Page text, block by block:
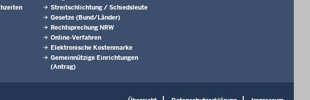
Streitschlichtung / Schiedsleute
Gesetze (Bund/Länder)
Rechtsprechung NRW
Online-Verfahren
Elektronische Kostenmarke
Gemeinnützige Einrichtungen
(Antrag)